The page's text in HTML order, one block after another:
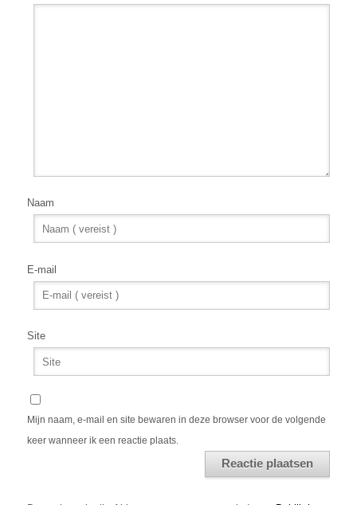
Naam
E-mail
Site
Mijn naam, e-mail en site bewaren in deze browser voor de volgende
keer wanneer ik een reactie plaats.